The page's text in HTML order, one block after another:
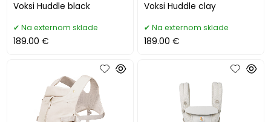
Voksi Huddle black
Na externom sklade
189.00 €
Voksi Huddle clay
Na externom sklade
189.00 €